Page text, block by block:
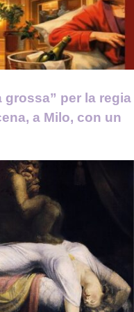
grossa” per la regia
a Milo, con un